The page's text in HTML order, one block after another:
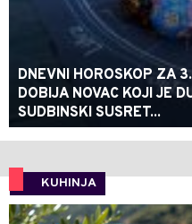
DNEVNI HOROSKOP ZA
DOBIJA NOVAC KOJI JE
SUDBINSKI SUSRET...
KUHINJA